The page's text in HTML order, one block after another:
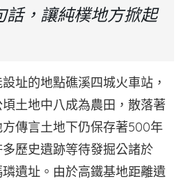
話，讓純樸地方掀起
址的地點礁溪四城火車站，
土地中八成為農田，散落著
傳言土地下仍保存著500年
歷史遺跡等待發掘公諸於
遺址。由於高鐵基地距離遺